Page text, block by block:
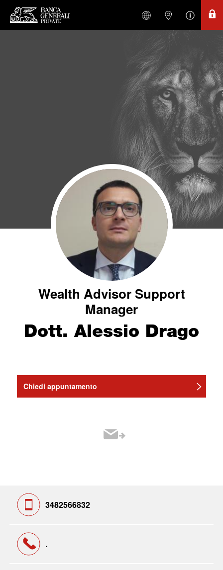
Wealth Advisor Support
Manager
Dott. Alessio Drago
Chiedi appuntamento
3482566832
.